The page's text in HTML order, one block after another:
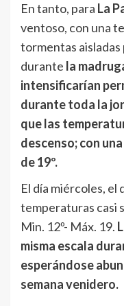
En tanto, para La
ventoso, con una
tormentas
durante la
intensificarían
durante toda la
que las
descenso; con
de 19º.
El día miércoles, el
temperaturas casi
Min. 12º- Máx. 19.
misma escala
esperándose
semana venidero.